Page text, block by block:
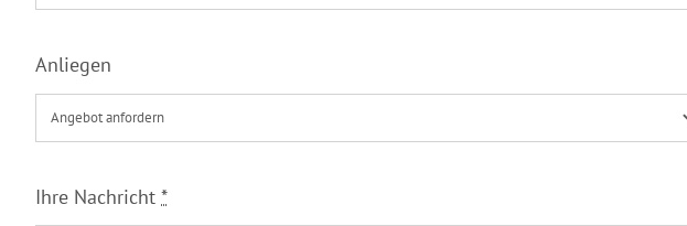
Anliegen
Ihre Nachricht*